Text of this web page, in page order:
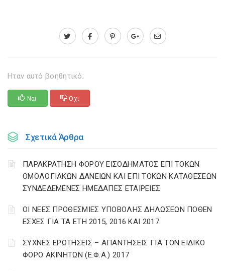
Ηταν αυτό βοηθητικό;
Ναι Οχι
Σχετικά Άρθρα
ΠΑΡΑΚΡΑΤΗΣΗ ΦΟΡΟΥ ΕΙΣΟΔΗΜΑΤΟΣ ΕΠΙ ΤΟΚΩΝ
ΟΜΟΛΟΓΙΑΚΩΝ ΔΑΝΕΙΩΝ ΚΑΙ ΕΠΙ ΤΟΚΩΝ ΚΑΤΑΘΕΣΕΩΝ
ΣΥΝΔΕΔΕΜΕΝΕΣ ΗΜΕΔΑΠΕΣ ΕΤΑΙΡΕΙΕΣ
ΟΙ ΝΕΕΣ ΠΡΟΘΕΣΜΙΕΣ ΥΠΟΒΟΛΗΣ ΔΗΛΩΣΕΩΝ ΠΟΘΕΝ
ΕΣΧΕΣ ΓΙΑ ΤΑ ΕΤΗ 2015, 2016 ΚΑΙ 2017.
ΣΥΧΝΕΣ ΕΡΩΤΗΣΕΙΣ – ΑΠΑΝΤΗΣΕΙΣ ΓΙΑ ΤΟΝ ΕΙΔΙΚΟ
ΦΟΡΟ ΑΚΙΝΗΤΩΝ (Ε.Φ.Α.) 2017